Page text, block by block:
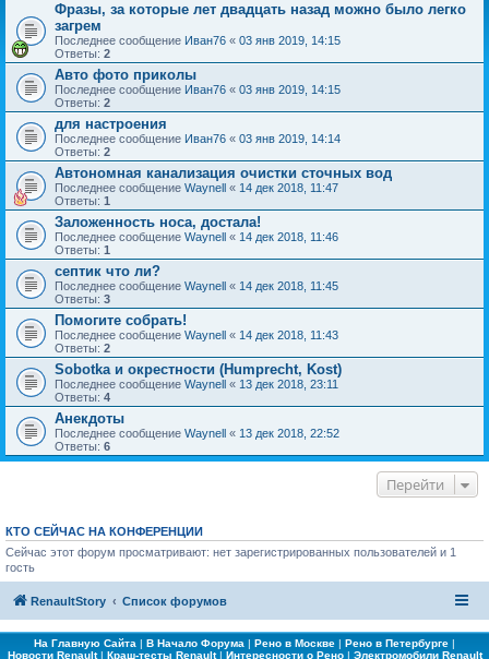
Фразы, за которые лет двадцать назад можно было легко
загрем
Последнее сообщение Иван76 « 03 янв 2019, 14:15
Ответы: 2
Авто фото приколы
Последнее сообщение Иван76 « 03 янв 2019, 14:15
Ответы: 2
для настроения
Последнее сообщение Иван76 « 03 янв 2019, 14:14
Ответы: 2
Автономная канализация очистки сточных вод
Последнее сообщение Waynell « 14 дек 2018, 11:47
Ответы: 1
Заложенность носа, достала!
Последнее сообщение Waynell « 14 дек 2018, 11:46
Ответы: 1
септик что ли?
Последнее сообщение Waynell « 14 дек 2018, 11:45
Ответы: 3
Помогите собрать!
Последнее сообщение Waynell « 14 дек 2018, 11:43
Ответы: 2
Sobotka и окрестности (Humprecht, Kost)
Последнее сообщение Waynell « 13 дек 2018, 23:11
Ответы: 4
Анекдоты
Последнее сообщение Waynell « 13 дек 2018, 22:52
Ответы: 6
Перейти
КТО СЕЙЧАС НА КОНФЕРЕНЦИИ
Сейчас этот форум просматривают: нет зарегистрированных пользователей и 1
гость
RenaultStory Список форумов
На Главную Сайта | В Начало Форума | Рено в Москве | Рено в Петербурге |
Новости Renault| Краш-тесты Renault| Интересности о Рено| Электромобили Renault